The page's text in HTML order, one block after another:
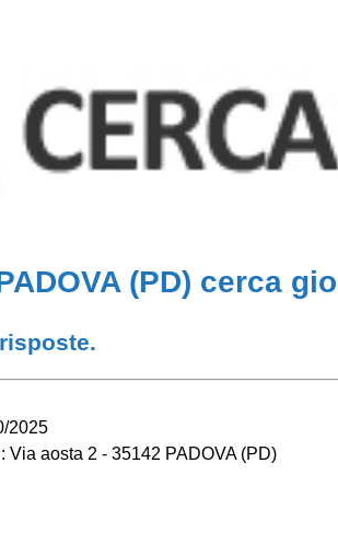
(PD) cerca
2025
Via aosta 2 - 35142 PADOVA (PD)